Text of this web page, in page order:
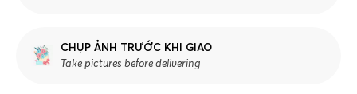
CHỤP ẢNH TRƯỚC KHI GIAO
Take pictures before delivering